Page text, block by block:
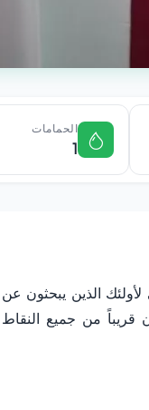
الحمامات
1
لأولئك الذين يبحثون عن
من جميع النقاط